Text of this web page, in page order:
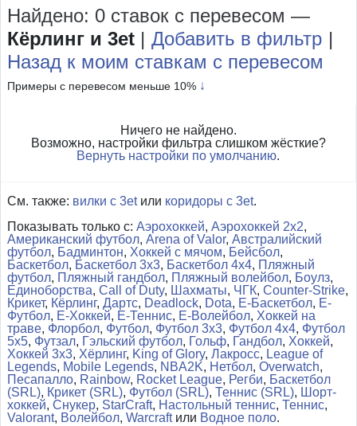
Найдено: 0 ставок с перевесом —
Кёрлинг и 3et | Добавить в фильтр |
Назад к моим ставкам с перевесом
Примеры с перевесом меньше 10% ↓
Ничего не найдено.
Возможно, настройки фильтра слишком жёсткие?
Вернуть настройки по умолчанию.
См. также: вилки с 3etили коридоры с 3et.
Показывать только с: Аэрохоккей, Аэрохоккей 2x2,
Американский футбол, Arena of Valor, Австралийский
футбол, Бадминтон, Хоккей с мячом, Бейсбол,
Баскетбол, Баскетбол 3x3, Баскетбол 4x4, Пляжный
футбол, Пляжный гандбол, Пляжный волейбол, Боулз,
Единоборства, Call of Duty, Шахматы, ЧГК, Counter-Strike,
Крикет, Кёрлинг, Дартс, Deadlock, Dota, Е-Баскетбол, Е-
Футбол, Е-Хоккей, Е-Теннис, Е-Волейбол, Хоккей на
траве, Флорбол, Футбол, Футбол 3x3, Футбол 4x4, Футбол
5x5, Футзал, Гэльский футбол, Гольф, Гандбол, Хоккей,
Хоккей 3x3, Хёрлинг, King of Glory, Лакросс, League of
Legends, Mobile Legends, NBA2K, Нетбол, Overwatch,
Песапалло, Rainbow, Rocket League, Регби, Баскетбол
(SRL), Крикет (SRL), Футбол (SRL), Теннис (SRL), Шорт-
хоккей, Снукер, StarCraft, Настольный теннис, Теннис,
Valorant, Волейбол, Warcraftили Водное поло.